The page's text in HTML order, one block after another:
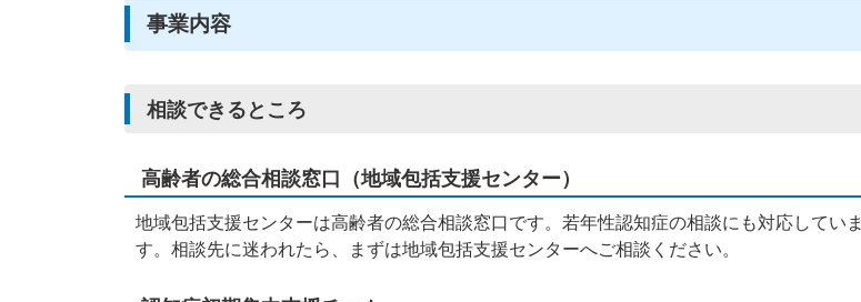
事業内容
相談できるところ
高齢者の総合相談窓口（地域包括支援センター）
地域包括支援センターは高齢者の総合相談窓口です。若年性認知症の相談にも対応していま
す。相談先に迷われたら、まずは地域包括支援センターへご相談ください。